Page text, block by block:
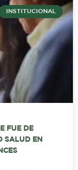
INSTITUCIONAL
FUE DE
SALUD EN